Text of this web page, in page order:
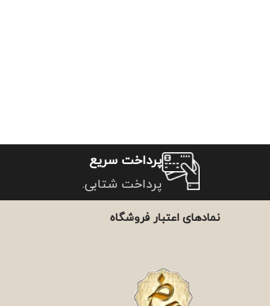
پرداخت سریع
پرداخت شتابی.
نمادهای اعتبار فروشگاه